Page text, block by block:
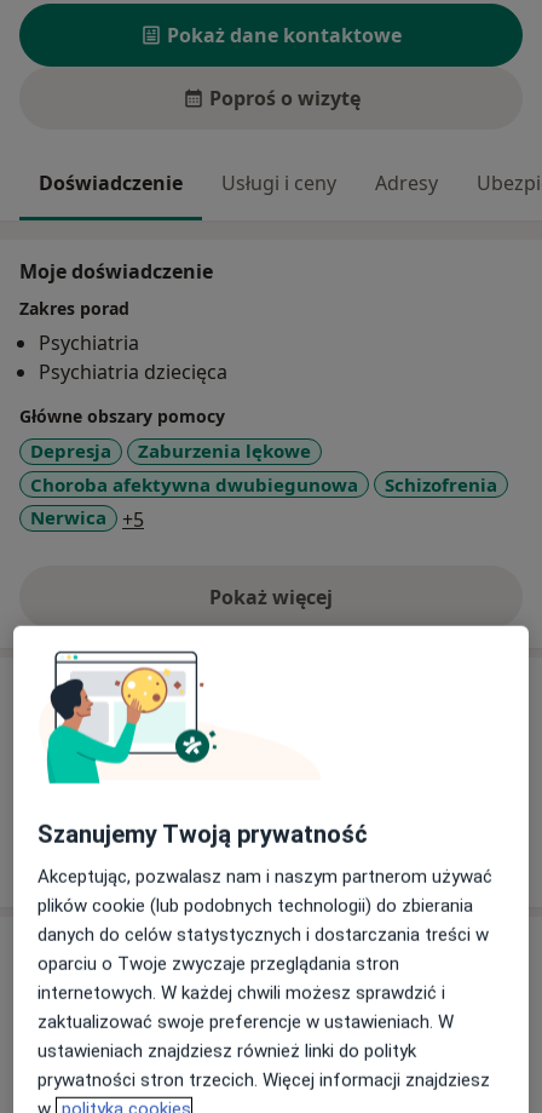
Pokaż dane kontaktowe
Poproś o wizytę
Doświadczenie Usługi i ceny Adresy
Moje doświadczenie
Zakres porad
Psychiatria
Psychiatria dziecięca
Główne obszary pomocy
Depresja
Zaburzenia lękowe
Choroba afektywna dwubiegunowa
Schizofrenia
Nerwica
+5
Pokaż więcejo doświadczeniu
Usługi i ceny
Konsultacja psychiatryczna
Szczegóły
W jaki sposób ustalane są ceny?
Adresy (3)
Adres 1 Adres 2 Adres 3
Gabinet
Szanujemy Twoją prywatność
Akceptując, pozwalasz nam i naszym partnerom używać
plików cookie (lub podobnych technologii) do zbierania
danych do celów statystycznych i dostarczania treści w
oparciu o Twoje zwyczaje przeglądania stron
internetowych. W każdej chwili możesz sprawdzić i
zaktualizować swoje preferencje w ustawieniach. W
ustawieniach znajdziesz również linki do polityk
prywatności stron trzecich. Więcej informacji znajdziesz